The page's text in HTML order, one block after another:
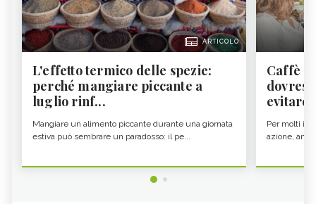
ARTICOLO
L'effetto termico delle spezie:
perché mangiare piccante a
luglio rinf...
Mangiare un alimento piccante durante una giornata
estiva può sembrare un paradosso: il pe...
Caffè
evitare
Per molti il
azione,